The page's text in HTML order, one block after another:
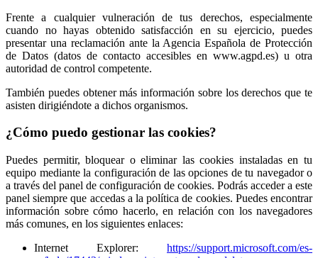
Frente a cualquier vulneración de tus derechos, especialmente
cuando no hayas obtenido satisfacción en su ejercicio, puedes
presentar una reclamación ante la Agencia Española de Protección
de Datos (datos de contacto accesibles en www.agpd.es) u otra
autoridad de control competente.
También puedes obtener más información sobre los derechos que te
asisten dirigiéndote a dichos organismos.
¿Cómo puedo gestionar las cookies?
Puedes permitir, bloquear o eliminar las cookies instaladas en tu
equipo mediante la configuración de las opciones de tu navegador o
a través del panel de configuración de cookies. Podrás acceder a este
panel siempre que accedas a la política de cookies. Puedes encontrar
información sobre cómo hacerlo, en relación con los navegadores
más comunes, en los siguientes enlaces:
Internet Explorer: https://support.microsoft.com/es-